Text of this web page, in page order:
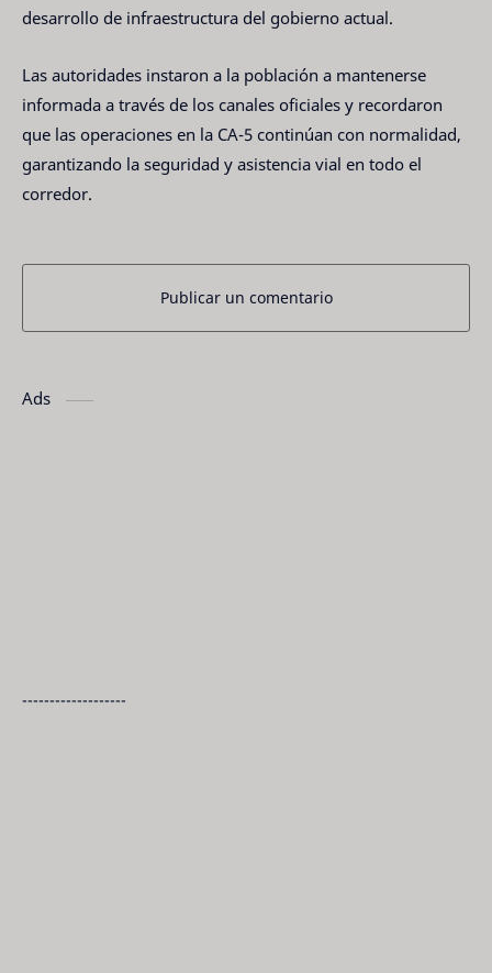
desarrollo de infraestructura del gobierno actual.
Las autoridades instaron a la población a mantenerse
informada a través de los canales oficiales y recordaron
que las operaciones en la CA-5 continúan con normalidad,
garantizando la seguridad y asistencia vial en todo el
corredor.
Publicar un comentario
Ads
-------------------